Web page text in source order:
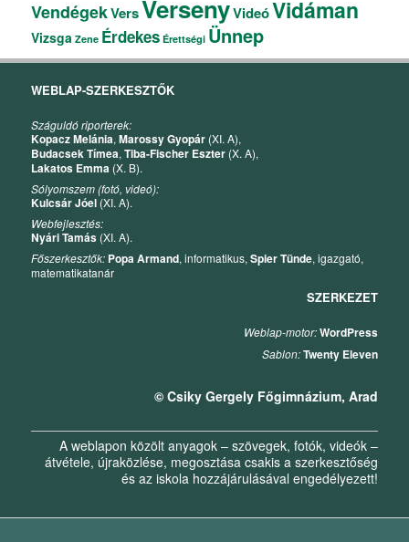
VendégekVersVersenyVideóVidáman
Vizsga Zene Érdekes Érettségi Ünnep
WEBLAP-SZERKESZTŐK
Száguldó riporterek:
Kopacz Melánia,Marossy Gyopár (XI. A),
Budacsek Tímea,Tiba-Fischer Eszter (X. A),
Lakatos Emma (X. B).
Sólyomszem (fotó, videó):
Kulcsár Jóel (XI. A).
Webfejlesztés:
Nyári Tamás (XI. A).
Főszerkesztők: Popa Armand, informatikus,Spier Tünde, igazgató,
matematikatanár
SZERKEZET
Weblap-motor:WordPress
Sablon:Twenty Eleven
© Csiky Gergely Főgimnázium, Arad
A weblapon közölt anyagok – szövegek, fotók, videók –
átvétele, újraközlése, megosztása csakis a szerkesztőség
és az iskola hozzájárulásával engedélyezett!